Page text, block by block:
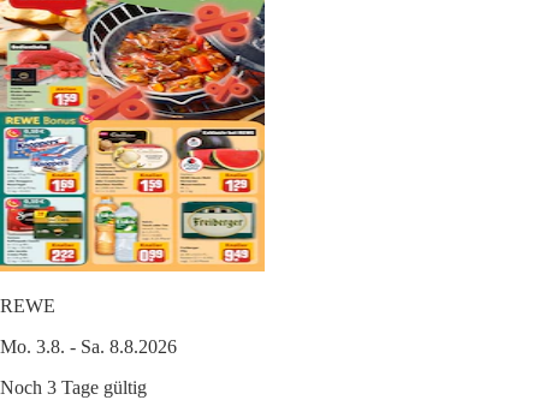
REWE
Mo. 3.8. - Sa. 8.8.2026
Noch 3 Tage gültig